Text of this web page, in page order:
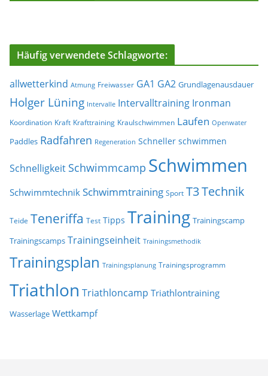
Häufig verwendete Schlagworte:
allwetterkind Atmung Freiwasser GA1 GA2 Grundlagenausdauer
Holger Lüning Intervalle Intervalltraining Ironman
Koordination Kraft Krafttraining Kraulschwimmen Laufen Openwater
Paddles Radfahren Regeneration Schneller schwimmen
Schnelligkeit Schwimmcamp Schwimmen
Schwimmtechnik Schwimmtraining Sport T3Technik
Teide Teneriffa Test Tipps Training Trainingscamp
Trainingscamps Trainingseinheit Trainingsmethodik
Trainingsplan Trainingsplanung Trainingsprogramm
Triathlon Triathloncamp Triathlontraining
Wasserlage Wettkampf